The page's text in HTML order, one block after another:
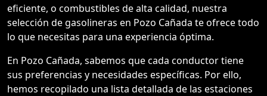
eficiente, o combustibles de alta calidad, nuestra
selección de gasolineras en Pozo Cañada te ofrece todo
lo que necesitas para una experiencia óptima.
En Pozo Cañada, sabemos que cada conductor tiene
sus preferencias y necesidades específicas. Por ello,
hemos recopilado una lista detallada de las estaciones